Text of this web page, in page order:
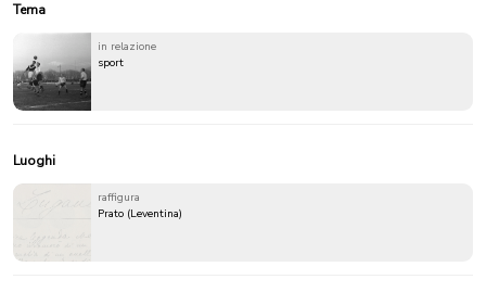
Tema
in relazione
sport
Luoghi
raffigura
Prato (Leventina)